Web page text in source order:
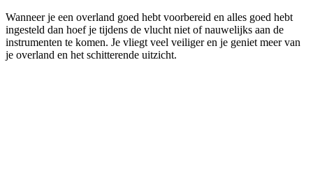
Wanneer je een overland goed hebt voorbereid en alles goed hebt
ingesteld dan hoef je tijdens de vlucht niet of nauwelijks aan de
instrumenten te komen. Je vliegt veel veiliger en je geniet meer van
je overland en het schitterende uitzicht.